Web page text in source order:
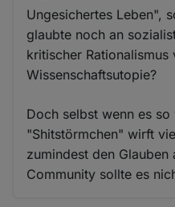
Ungesichertes Leben",
glaubte noch an
kritischer
Wissenschaftsutopie?
Doch selbst wenn es so
"Shitstörmchen" wirft
zumindest den Glauben
Community sollte es